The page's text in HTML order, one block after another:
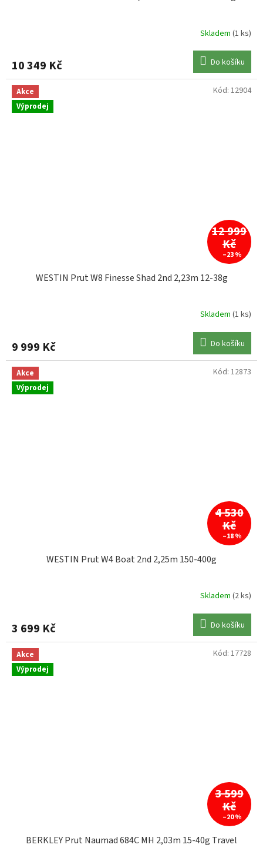
Skladem (1 ks)
10 349 Kč Do košíku
Akce
Výprodej
12 999
Kč
–23 %
WESTIN Prut W8 Finesse Shad 2nd 2,23m 12-38g
Skladem (1 ks)
9 999 Kč Do košíku
Kód: 12904
Akce
Výprodej
4 530
Kč
–18 %
WESTIN Prut W4 Boat 2nd 2,25m 150-400g
Skladem (2 ks)
3 699 Kč Do košíku
Kód: 12873
Akce
Výprodej
3 599
Kč
–20 %
BERKLEY Prut Naumad 684C MH 2,03m 15-40g Travel
Kód: 17728